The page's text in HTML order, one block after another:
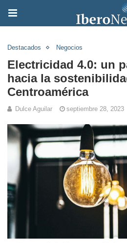
Destacados Negocios
Electricidad 4.0: un
hacia la
Centroamérica
Dulce Aguilar septiembre 28, 2023